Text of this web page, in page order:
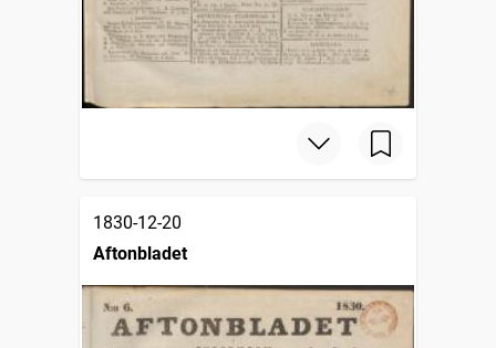
1830-12-20
Aftonbladet